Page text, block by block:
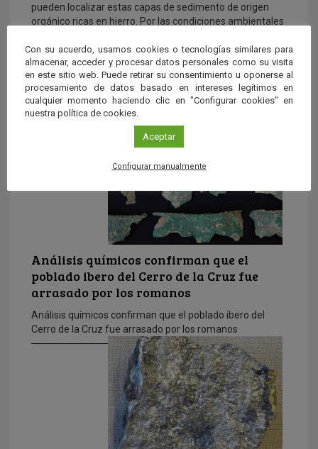
pueden localizar estas capas de sedimento de origen
orgánico ricas en hierro. Por las condiciones ambientales
ecosistema único semejante a los ambientes primitivos
de la Tierra, y su aplicación en la astrobiología sirve para
obtener escenarios comunes que ayuden en la
descripción y estudio de nuevos descubrimientos en
otros planetas.
Análisis químicos confirman que el
poblado ibero del Cerro de la Cruz fue
arrasado por los romanos
Análisis químicos confirman que el poblado ibero del
Cerro de la Cruz fue arrasado por los romanos
Con su acuerdo, usamos cookies o tecnologías similares para
almacenar, acceder y procesar datos personales como su visita
en este sitio web. Puede retirar su consentimiento u oponerse al
procesamiento de datos basado en intereses legítimos en
cualquier momento haciendo clic en "Configurar cookies" en
nuestra política de cookies.
Aceptar
Configurar manualmente